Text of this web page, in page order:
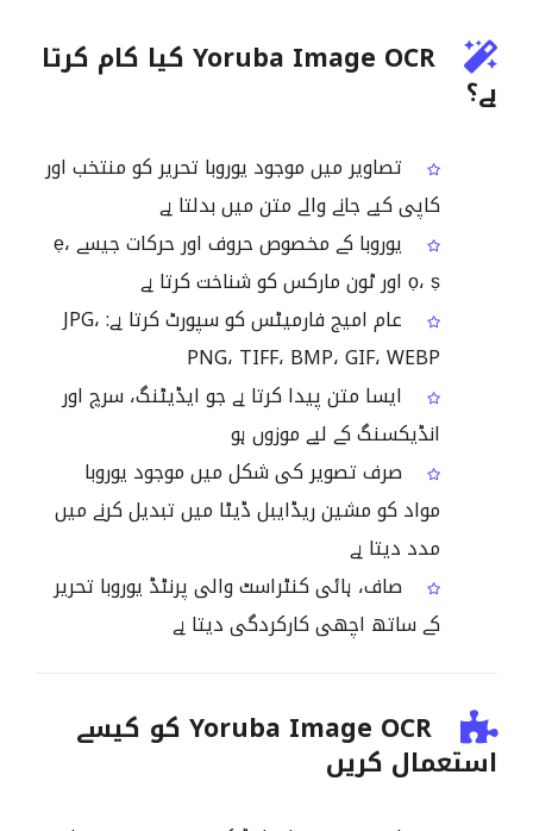
Yoruba Image OCR کیا کام کرتا
ہے؟
تصاویر میں موجود یوروبا تحریر کو منتخب اور
کاپی کیے جانے والے متن میں بدلتا ہے
یوروبا کے مخصوص حروف اور حرکات جیسے ẹ،
ọ، ṣ اور ٹون مارکس کو شناخت کرتا ہے
عام امیج فارمیٹس کو سپورٹ کرتا ہے: ‎JPG،
PNG، TIFF، BMP، GIF، WEBP
ایسا متن پیدا کرتا ہے جو ایڈیٹنگ، سرچ اور
انڈیکسنگ کے لیے موزوں ہو
صرف تصویر کی شکل میں موجود یوروبا
مواد کو مشین ریڈایبل ڈیٹا میں تبدیل کرنے میں
مدد دیتا ہے
صاف، ہائی کنٹراسٹ والی پرنٹڈ یوروبا تحریر
کے ساتھ اچھی کارکردگی دیتا ہے
Yoruba Image OCR کو کیسے
استعمال کریں